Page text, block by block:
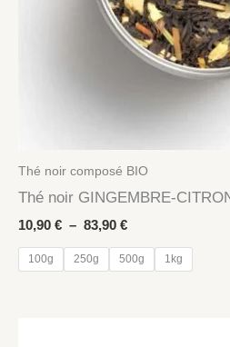
Thé noir composé BIO
Thé noir GINGEMBRE-
10,90 € – 83,90 €Plage
prix :
10,90 €
100g 250g 500g 1kg